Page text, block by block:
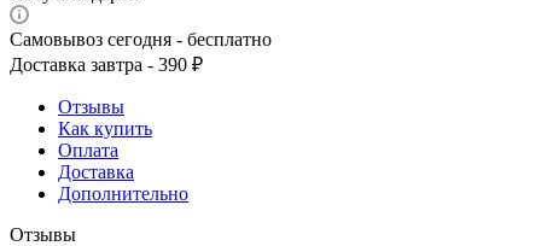
Самовывоз сегодня - бесплатно
Доставка завтра - 390 ₽
Отзывы
Как купить
Оплата
Доставка
Дополнительно
Отзывы